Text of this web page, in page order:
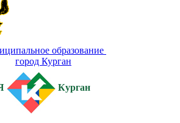
образование
город Курган
Курган